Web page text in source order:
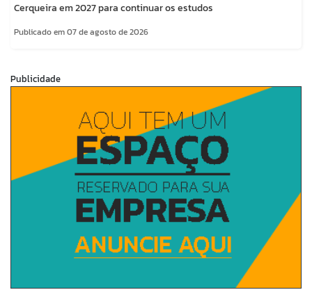
Cerqueira em 2027 para continuar os estudos
Publicado em 07 de agosto de 2026
Publicidade